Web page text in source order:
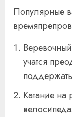
Популярные
учатся
Катание на